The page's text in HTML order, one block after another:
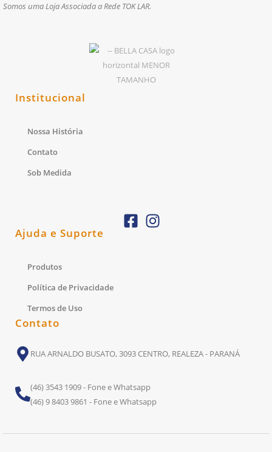
Somos uma Loja Associada a Rede TOK LAR.
Institucional
Nossa História
Contato
Sob Medida
Ajuda e Suporte
Produtos
Política de Privacidade
Termos de Uso
Contato
RUA ARNALDO BUSATO, 3093 CENTRO, REALEZA - PARANÁ
(46) 3543 1909 - Fone e Whatsapp
(46) 9 8403 9861 - Fone e Whatsapp